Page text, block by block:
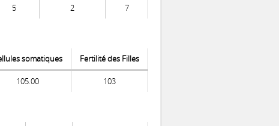
5 2 7
somatiques Fertilité des Filles
105.00 103